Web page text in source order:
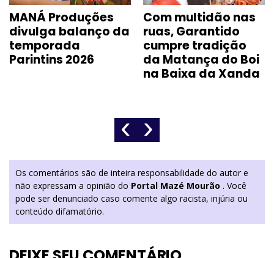
MANÁ Produções
divulga balanço da
temporada
Parintins 2026
Com multidão nas
ruas, Garantido
cumpre tradição
da Matança do Boi
na Baixa da Xanda
‹ ›
Os comentários são de inteira responsabilidade do autor e
não expressam a opinião do Portal Mazé Mourão . Você
pode ser denunciado caso comente algo racista, injúria ou
conteúdo difamatório.